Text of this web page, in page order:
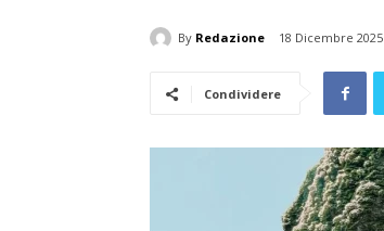
By Redazione 18 Dicembre 2025
Condividere